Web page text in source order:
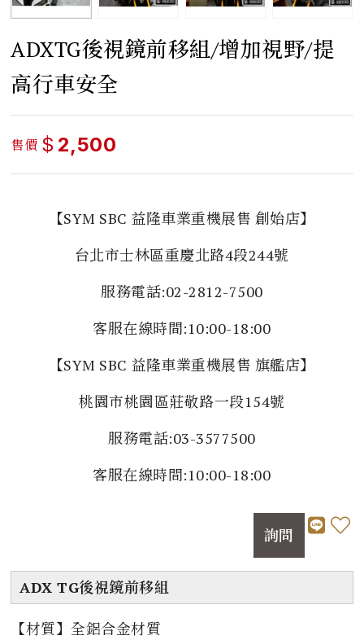
ADXTG後視鏡前移組/增加視野/提
高行車安全
售價 $ 2,500
【SYM SBC 益隆車業重機展售 創始店】
台北市士林區重慶北路4段244號
服務電話:02-2812-7500
客服在線時間:10:00-18:00
【SYM SBC 益隆車業重機展售 旗艦店】
桃園市桃園區莊敬路一段154號
服務電話:03-3577500
客服在線時間:10:00-18:00
詢問
ADX TG後視鏡前移組
【材質】全鋁合金材質